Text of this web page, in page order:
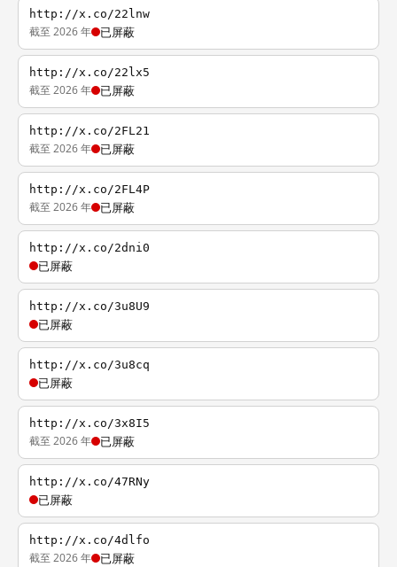
http://x.co/22lnw
截至 2026 年 已屏蔽
http://x.co/22lx5
截至 2026 年 已屏蔽
http://x.co/2FL21
截至 2026 年 已屏蔽
http://x.co/2FL4P
截至 2026 年 已屏蔽
http://x.co/2dni0
已屏蔽
http://x.co/3u8U9
已屏蔽
http://x.co/3u8cq
已屏蔽
http://x.co/3x8I5
截至 2026 年 已屏蔽
http://x.co/47RNy
已屏蔽
http://x.co/4dlfo
截至 2026 年 已屏蔽